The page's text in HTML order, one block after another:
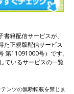
籍配信サービスが、
た正規版配信サービス
第11091000号）です。
ているサービスの一覧
ンツの無断転載を禁じま